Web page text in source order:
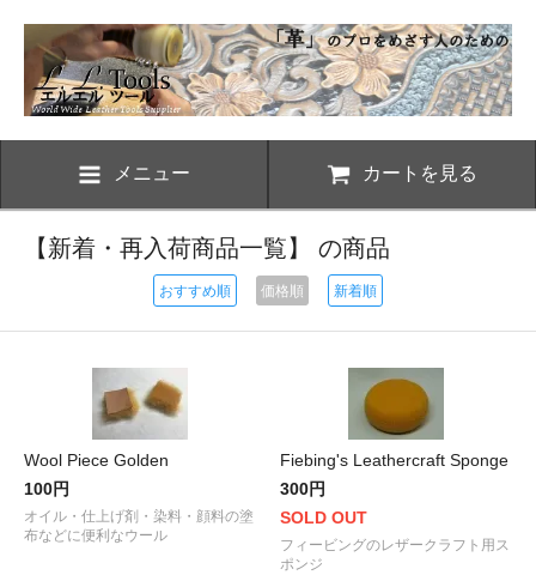
メニュー カートを見る
【新着・再入荷商品一覧】 の商品
おすすめ順 価格順 新着順
Wool Piece Golden
100円
オイル・仕上げ剤・染料・顔料の塗
布などに便利なウール
Fiebing's Leathercraft Sponge
300円
SOLD OUT
フィービングのレザークラフト用ス
ポンジ